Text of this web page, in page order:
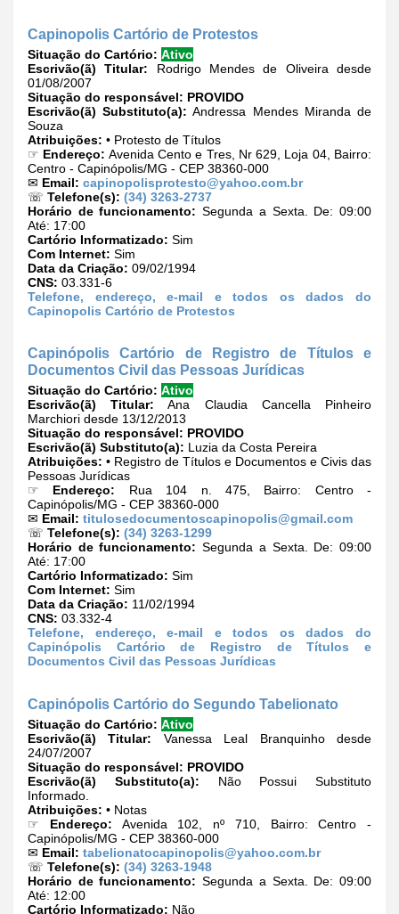
Capinopolis Cartório de Protestos
Situação do Cartório: Ativo
Escrivão(ã) Titular: Rodrigo Mendes de Oliveira desde
01/08/2007
Situação do responsável: PROVIDO
Escrivão(ã) Substituto(a): Andressa Mendes Miranda de
Souza
Atribuições: • Protesto de Títulos
☞ Endereço: Avenida Cento e Tres, Nr 629, Loja 04, Bairro:
Centro - Capinópolis/MG - CEP 38360-000
✉ Email: capinopolisprotesto@yahoo.com.br
☏ Telefone(s): (34) 3263-2737
Horário de funcionamento: Segunda a Sexta. De: 09:00
Até: 17:00
Cartório Informatizado: Sim
Com Internet: Sim
Data da Criação: 09/02/1994
CNS: 03.331-6
Telefone, endereço, e-mail e todos os dados do
Capinopolis Cartório de Protestos
Capinópolis Cartório de Registro de Títulos e
Documentos Civil das Pessoas Jurídicas
Situação do Cartório: Ativo
Escrivão(ã) Titular: Ana Claudia Cancella Pinheiro
Marchiori desde 13/12/2013
Situação do responsável: PROVIDO
Escrivão(ã) Substituto(a): Luzia da Costa Pereira
Atribuições: • Registro de Títulos e Documentos e Civis das
Pessoas Jurídicas
☞ Endereço: Rua 104 n. 475, Bairro: Centro -
Capinópolis/MG - CEP 38360-000
✉ Email: titulosedocumentoscapinopolis@gmail.com
☏ Telefone(s): (34) 3263-1299
Horário de funcionamento: Segunda a Sexta. De: 09:00
Até: 17:00
Cartório Informatizado: Sim
Com Internet: Sim
Data da Criação: 11/02/1994
CNS: 03.332-4
Telefone, endereço, e-mail e todos os dados do
Capinópolis Cartório de Registro de Títulos e
Documentos Civil das Pessoas Jurídicas
Capinópolis Cartório do Segundo Tabelionato
Situação do Cartório: Ativo
Escrivão(ã) Titular: Vanessa Leal Branquinho desde
24/07/2007
Situação do responsável: PROVIDO
Escrivão(ã) Substituto(a): Não Possui Substituto
Informado.
Atribuições: • Notas
☞ Endereço: Avenida 102, nº 710, Bairro: Centro -
Capinópolis/MG - CEP 38360-000
✉ Email: tabelionatocapinopolis@yahoo.com.br
☏ Telefone(s): (34) 3263-1948
Horário de funcionamento: Segunda a Sexta. De: 09:00
Até: 12:00
Cartório Informatizado: Não